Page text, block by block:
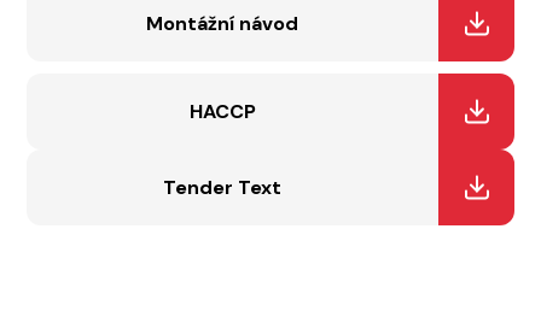
Montážní návod
HACCP
Tender Text